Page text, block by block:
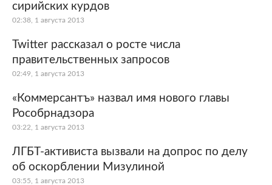
Забота о себе
сирийских курдов
02:38, 1 августа 2013
Twitter рассказал о росте числа
правительственных запросов
02:49, 1 августа 2013
«Коммерсантъ» назвал имя нового главы
Рособрнадзора
03:22, 1 августа 2013
ЛГБТ-активиста вызвали на допрос по делу
об оскорблении Мизулиной
03:55, 1 августа 2013